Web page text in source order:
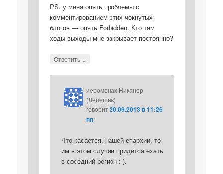
PS. у меня опять проблемы с
комментированием этих чокнутых
блогов — опять Forbidden. Кто там
ходы-выходы мне закрывает постоянно?
Ответить ↓
иеромонах Никанор
(Лепешев)
говорит 20.09.2013 в 11:26
пп:
Что касается, нашей епархии, то
им в этом случае придётся ехать
в соседний регион :-).